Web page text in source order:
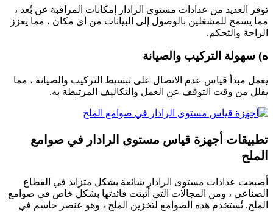
توفر العديد من عدادات مستوى الرادار إمكانات المراقبة عن بُعد ،
مما يسمح للمشغلين بالوصول إلى البيانات من أي مكان ، مما يعزز
الراحة والتحكم.
ه) سهولة التركيب والصيانة
يعمل مبدأ قياس عدم الاتصال على تبسيط التركيب والصيانة ، مما
يقلل من وقت التوقف عن العمل والتكاليف المرتبطة به.
تطبيقات أجهزة قياس مستوى الرادار في صوامع
الملح
أصبحت عدادات مستوى الرادار شائعة بشكل متزايد في القطاع
الصناعي ، ومن المجالات التي أثبتت فائدتها بشكل خاص في صوامع
الملح. تُستخدم هذه الصوامع لتخزين الملح ، وهو عنصر حاسم في